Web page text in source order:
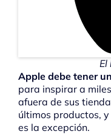
El
Apple debe tener
para inspirar a
afuera de sus
últimos productos,
es la excepción.